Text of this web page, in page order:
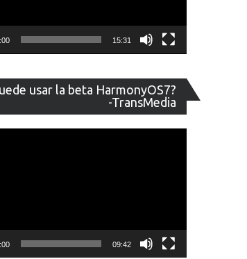
15:31
usar la beta HarmonyOS7?
-TransMedia
de
vídeo
09:42